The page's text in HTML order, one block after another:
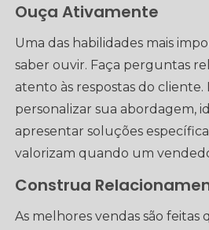
Ouça Ativamente
Uma das habilidades mais
saber ouvir. Faça perguntas
atento às respostas do cliente.
personalizar sua abordagem,
apresentar soluções
valorizam quando um
Construa
As melhores vendas são feitas